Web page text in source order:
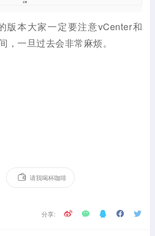
版本大家一定要注意vCenter和
，一旦过去会非常麻烦。
请我喝杯咖啡
分享: